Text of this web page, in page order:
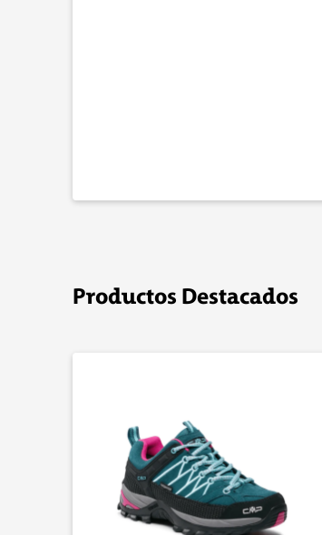
Productos Destacados